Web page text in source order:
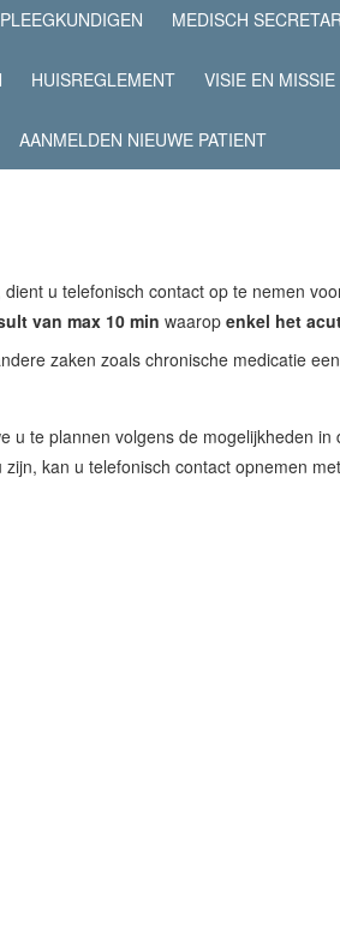
MEDISCH
HUISREGLEMENT VISIE EN MISSIE
AANMELDEN NIEUWE PATIENT
u telefonisch contact op te nemen
van max 10 min waarop enkel het
zaken zoals chronische medicatie
u te plannen volgens de mogelijkheden in
kan u telefonisch contact opnemen